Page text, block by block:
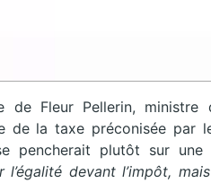
de Fleur Pellerin, ministre
de la taxe préconisée
pencherait plutôt sur
devant l’impôt,